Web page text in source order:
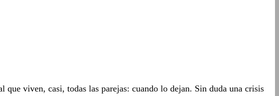
viven, casi, todas las parejas: cuando lo dejan. Sin duda una crisis